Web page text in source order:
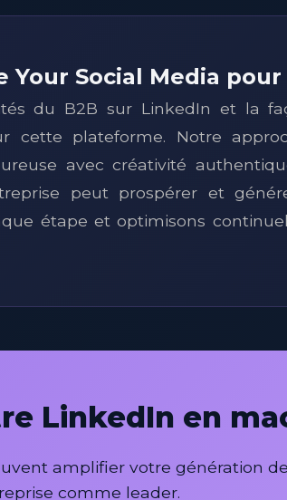
Your Social Media
du B2B sur LinkedIn et la
cette plateforme. Notre
avec créativité
peut prospérer et
étape et optimisons
LinkedIn en
amplifier votre génération
comme leader.